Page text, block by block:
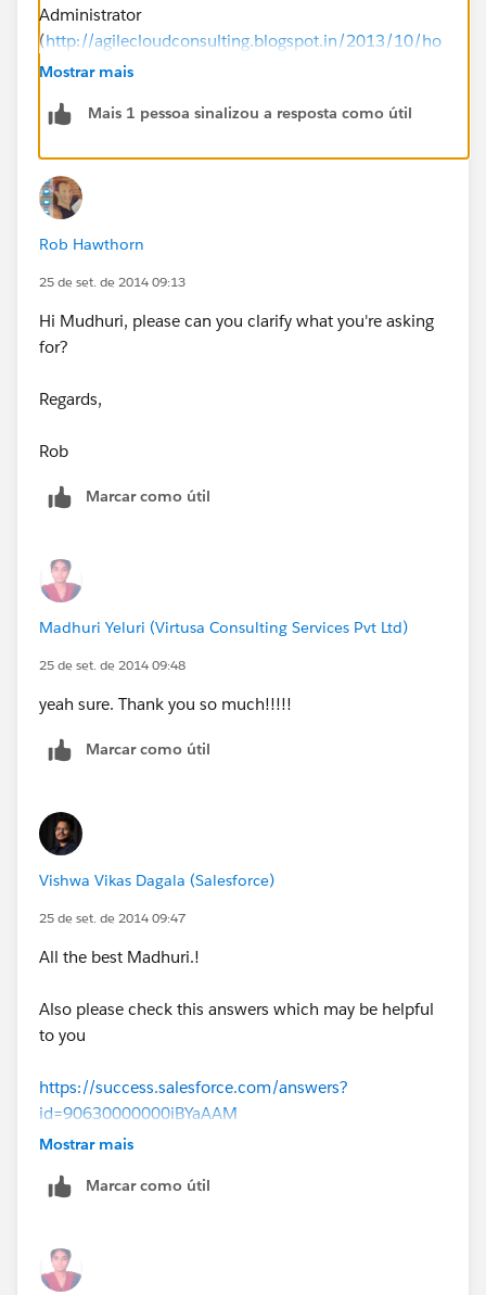
Administrator
(http://agilecloudconsulting.blogspot.in/2013/10/ho
w-to-become-certified-salesforcecom.html
http://certifiedondemand.com/
Thanks
Vishwa Vikas
Mostrar mais
Mais 1 pessoa sinalizou a resposta como útil
Rob Hawthorn
25 de set. de 2014 09:13
Hi Mudhuri, please can you clarify what you're asking
for?
Regards,
Rob
Marcar como útil
Madhuri Yeluri (Virtusa Consulting Services Pvt Ltd)
25 de set. de 2014 09:48
yeah sure. Thank you so much!!!!!
Marcar como útil
Vishwa Vikas Dagala (Salesforce)
25 de set. de 2014 09:47
All the best Madhuri.!
Also please check this answers which may be helpful
to you
https://success.salesforce.com/answers?
id=90630000000iBYaAAM
Mostrar mais
Marcar como útil